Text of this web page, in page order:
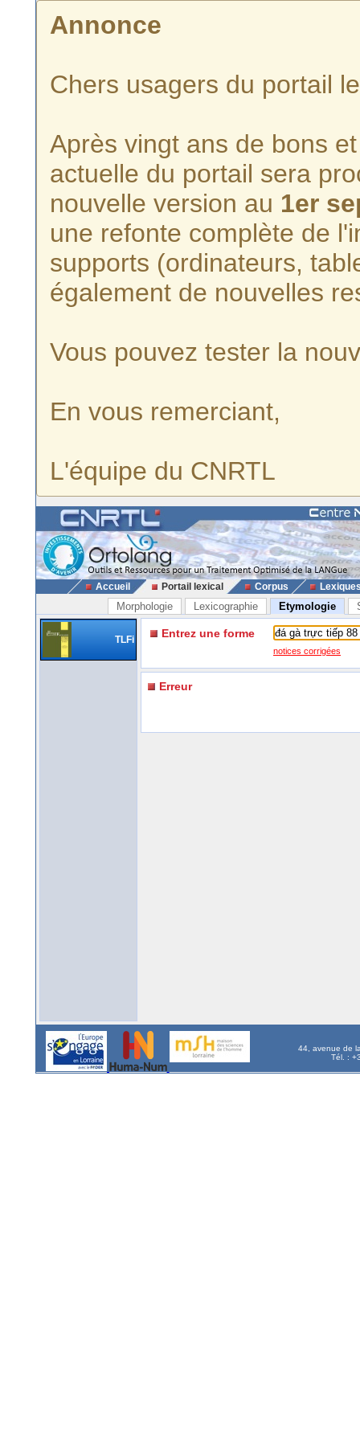
Annonce
Chers usagers du portail
Après vingt ans de bons
actuelle du portail sera
nouvelle version au 1er
une refonte complète de
supports (ordinateurs,
également de nouvelles
Vous pouvez tester la
En vous remerciant,
L'équipe du CNRTL
Accueil Portail lexical Corpus
Morphologie Lexicographie Etymologie
TLFi Entrez une forme
notices corrigées
Erreur
44, avenue de
Tél. :